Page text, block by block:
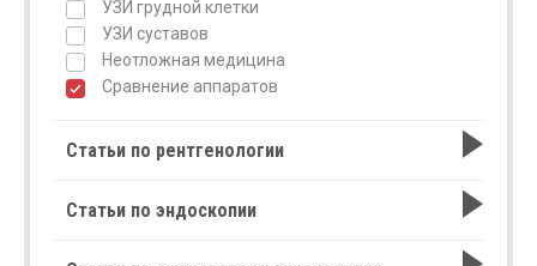
УЗИ грудной клетки
УЗИ суставов
Неотложная медицина
Сравнение аппаратов
Статьи по рентгенологии
Статьи по эндоскопии